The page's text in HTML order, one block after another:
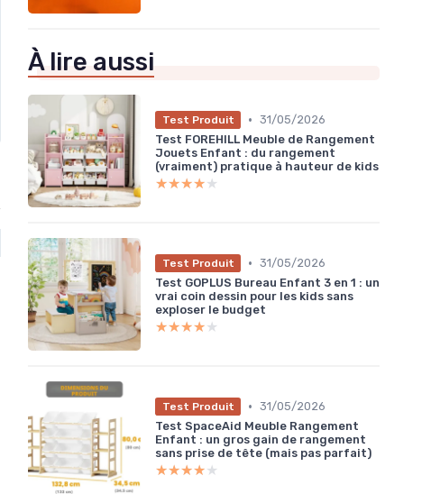
À lire aussi
Test Produit • 31/05/2026
Test FOREHILL Meuble de Rangement
Jouets Enfant : du rangement
(vraiment) pratique à hauteur de kids
★★★★★
★★★★★
Test Produit • 31/05/2026
Test GOPLUS Bureau Enfant 3 en 1 : un
vrai coin dessin pour les kids sans
exploser le budget
★★★★★
★★★★★
Test Produit • 31/05/2026
Test SpaceAid Meuble Rangement
Enfant : un gros gain de rangement
sans prise de tête (mais pas parfait)
★★★★★
★★★★★